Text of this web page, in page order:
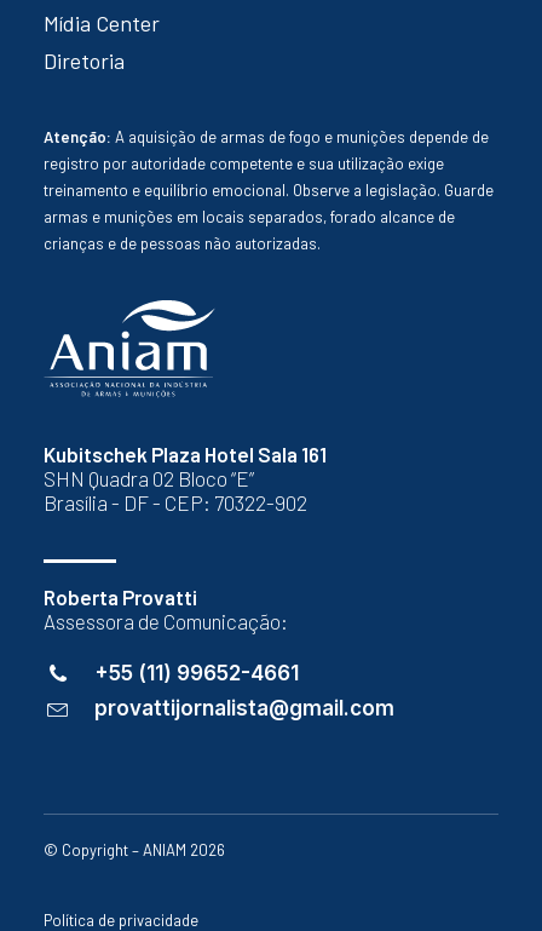
Kubitschek Plaza Hotel Sala 161
SHN Quadra 02 Bloco “E”
Brasília - DF - CEP: 70322-902
Roberta Provatti
Assessora de Comunicação:
+55 (11) 99652-4661
provattijornalista@gmail.com
Mídia Center
Diretoria
Atenção: A aquisição de armas de fogo e munições depende de
registro por autoridade competente e sua utilização exige
treinamento e equilíbrio emocional. Observe a legislação. Guarde
armas e munições em locais separados, forado alcance de
crianças e de pessoas não autorizadas.
© Copyright – ANIAM 2026
Política de privacidade